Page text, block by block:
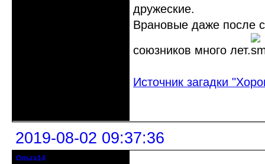
дружеские.
Врановые даже после
союзников много лет.
Источник загадки
2019-08-02 09:37:36
Ольга14